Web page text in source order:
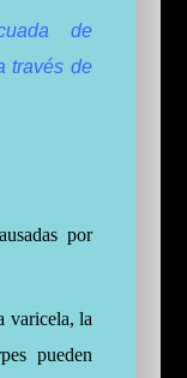
de
través de
por
varicela, la
pueden